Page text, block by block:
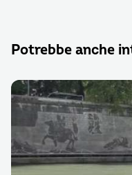
Potrebbe anche